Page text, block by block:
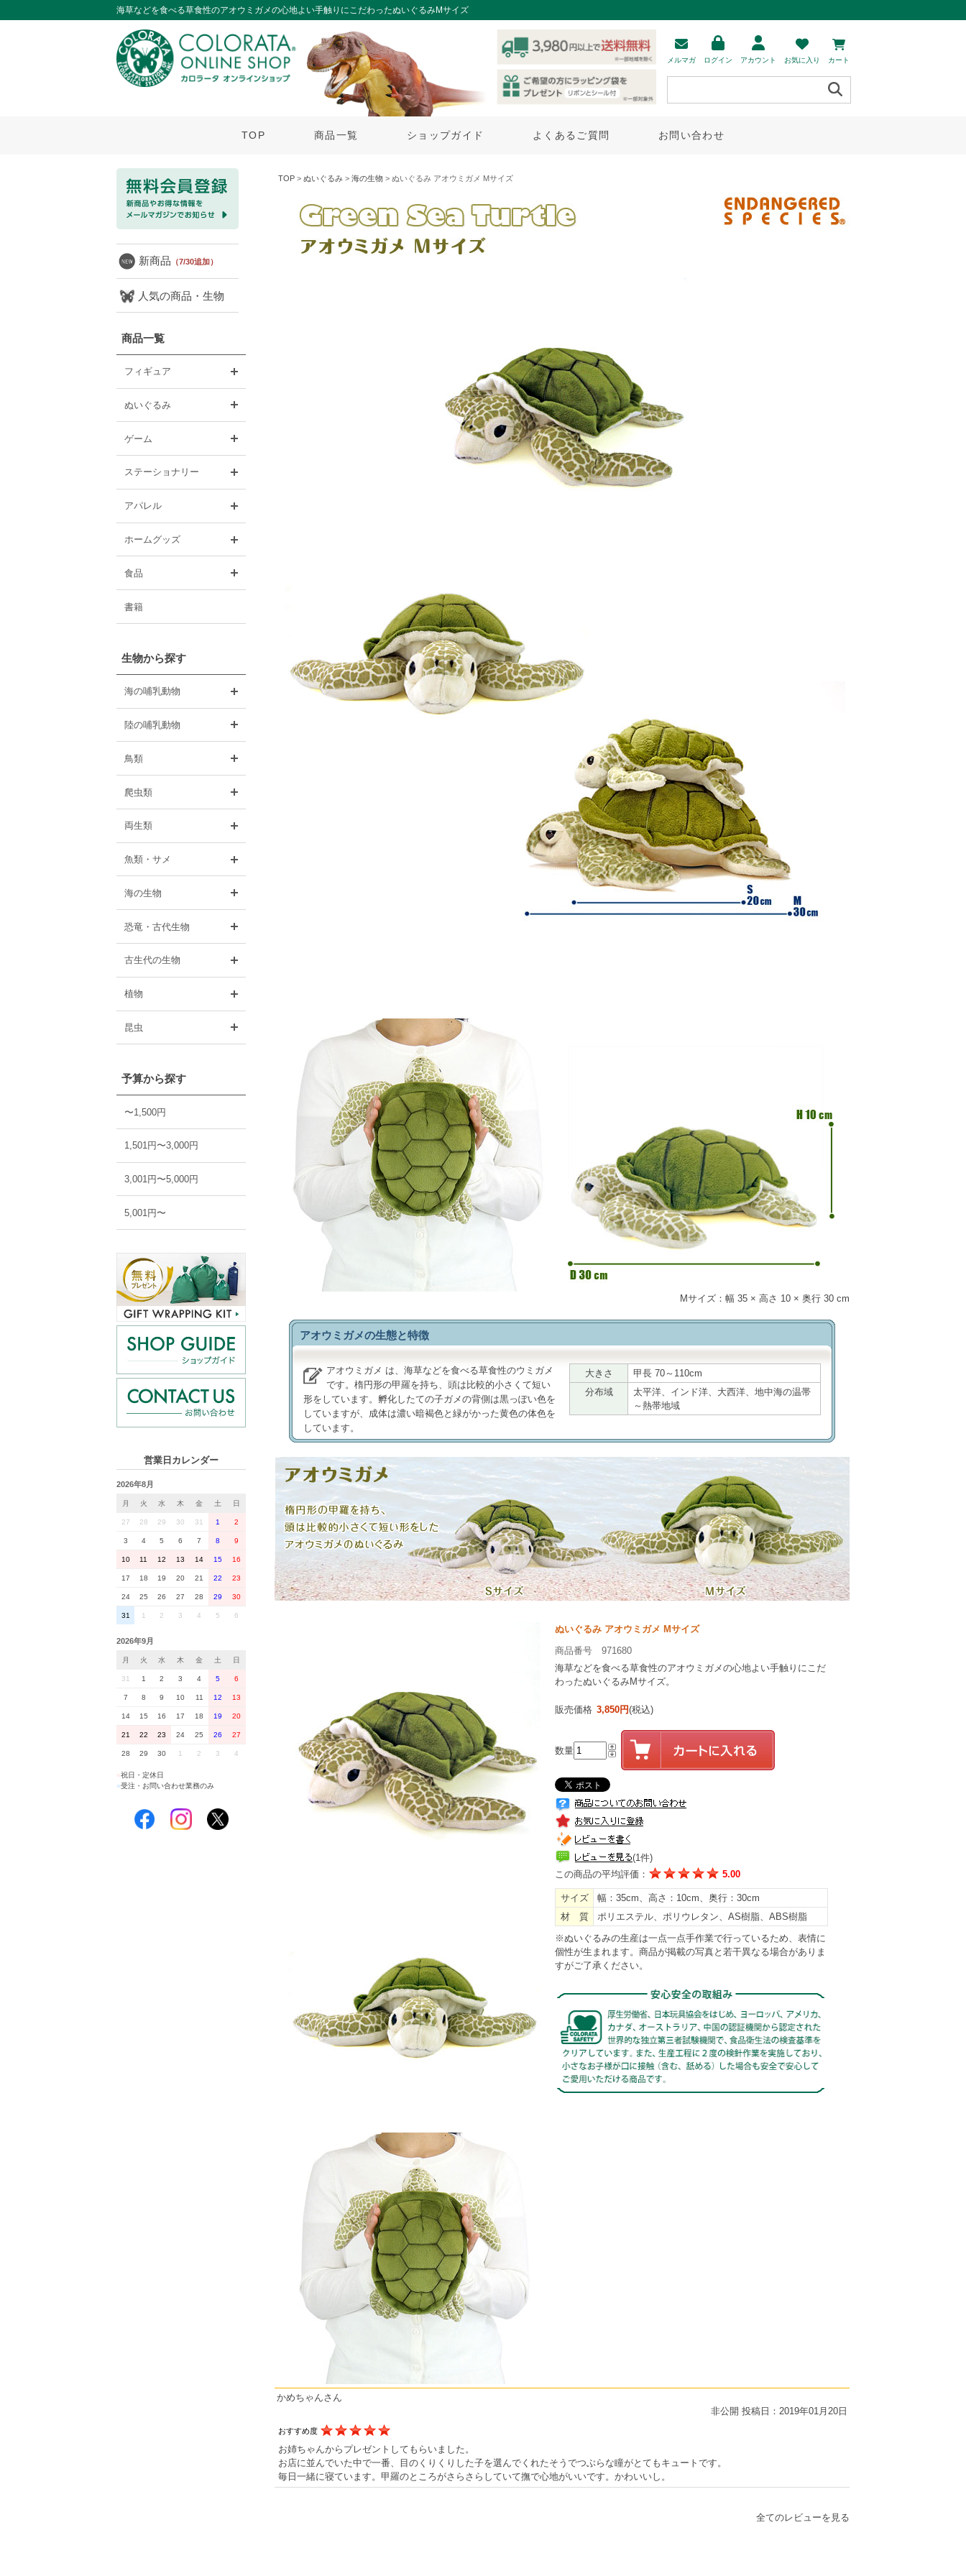
海草などを食べる草食性のアオウミガメの心地よい手触りにこだわったぬいぐるみMサイズ
メルマガ ログイン アカウント お気に入り カート
TOP 商品一覧 ショップガイド よくあるご質問 お問い合わせ
新商品 （7/30追加）
人気の商品・生物
商品一覧
フィギュア
ぬいぐるみ
ゲーム
ステーショナリー
アパレル
ホームグッズ
食品
書籍
生物から探す
海の哺乳動物
陸の哺乳動物
鳥類
爬虫類
両生類
魚類・サメ
海の生物
恐竜・古代生物
古生代の生物
植物
昆虫
予算から探す
〜1,500円
1,501円〜3,000円
3,001円〜5,000円
5,001円〜
営業日カレンダー
2026年8月
月 火 水 木 金 土 日
27 28 29 30 31 1 2
3 4 5 6 7 8 9
10 11 12 13 14 15 16
17 18 19 20 21 22 23
24 25 26 27 28 29 30
31 1 2 3 4 5 6
2026年9月
月 火 水 木 金 土 日
31 1 2 3 4 5 6
7 8 9 10 11 12 13
14 15 16 17 18 19 20
21 22 23 24 25 26 27
28 29 30 1 2 3 4
祝日・定休日
■受注・お問い合わせ業務のみ
TOP > ぬいぐるみ > 海の生物 > ぬいぐるみ アオウミガメ Mサイズ
Mサイズ：幅 35 × 高さ 10 × 奥行 30 cm
アオウミガメの生態と特徴
アオウミガメ は、海草などを食べる草食性のウミガメ
です。楕円形の甲羅を持ち、頭は比較的小さくて短い
形をしています。孵化したての子ガメの背側は黒っぽい色を
していますが、成体は濃い暗褐色と緑がかった黄色の体色を
しています。
大きさ
甲長 70～110cm
分布域
太平洋、インド洋、大西洋、地中海の温帯
～熱帯地域
ぬいぐるみ アオウミガメ Mサイズ
商品番号 971680
海草などを食べる草食性のアオウミガメの心地よい手触りにこだ
わったぬいぐるみMサイズ。
販売価格 3,850円(税込)
数量
(1件)
この商品の平均評価：
5.00
サイズ
幅：35cm、高さ：10cm、奥行：30cm
材 質
ポリエステル、ポリウレタン、AS樹脂、ABS樹脂
※ぬいぐるみの生産は一点一点手作業で行っているため、表情に
個性が生まれます。商品が掲載の写真と若干異なる場合がありま
すがご了承ください。
かめちゃんさん
非公開 投稿日：2019年01月20日
おすすめ度
お姉ちゃんからプレゼントしてもらいました。
お店に並んでいた中で一番、目のくりくりした子を選んでくれたそうでつぶらな瞳がとてもキュートです。
毎日一緒に寝ています。甲羅のところがさらさらしていて撫で心地がいいです。かわいいし。
全てのレビューを見る